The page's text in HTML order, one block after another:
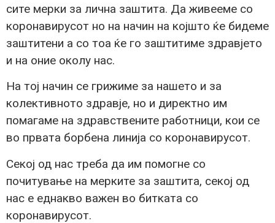
сите мерки за лична заштита. Да живееме со
коронавирусот но на начин на којшто ќе бидеме
заштитени а со тоа ќе го заштитиме здравјето
и на оние околу нас.
На тој начин се грижиме за нашето и за
колективното здравје, но и директно им
помагаме на здравствените работници, кои се
во првата борбена линија со коронавирусот.
Секој од нас треба да им помогне со
почитување на мерките за заштита, секој од
нас е еднакво важен во битката со
коронавирусот.